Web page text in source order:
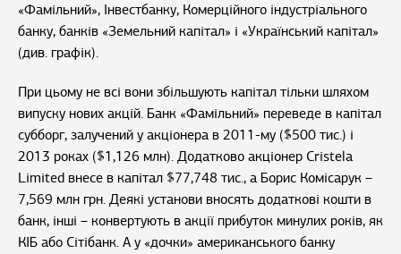
«Фамільний», Інвестбанку, Комерційного індустріального
банку, банків «Земельний капітал» і «Український капітал»
(див. графік).
При цьому не всі вони збільшують капітал тільки шляхом
випуску нових акцій. Банк «Фамільний» переведе в капітал
субборг, залучений у акціонера в 2011-му ($500 тис.) і
2013 роках ($1,126 млн). Додатково акціонер Cristela
Limited внесе в капітал $77,748 тис., а Борис Комісарук –
7,569 млн грн. Деякі установи вносять додаткові кошти в
банк, інші – конвертують в акції прибуток минулих років, як
КІБ або Сітібанк. А у «дочки» американського банку